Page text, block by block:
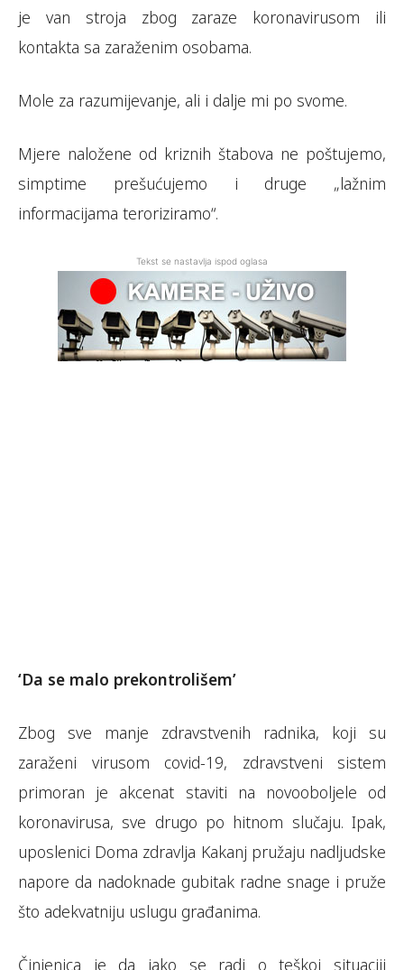
je van stroja zbog zaraze koronavirusom ili
kontakta sa zaraženim osobama.
Mole za razumijevanje, ali i dalje mi po svome.
Mjere naložene od kriznih štabova ne poštujemo,
simptime prešućujemo i druge „lažnim
informacijama teroriziramo“.
Tekst se nastavlja ispod oglasa
‘Da se malo prekontrolišem’
Zbog sve manje zdravstvenih radnika, koji su
zaraženi virusom covid-19, zdravstveni sistem
primoran je akcenat staviti na novooboljele od
koronavirusa, sve drugo po hitnom slučaju. Ipak,
uposlenici Doma zdravlja Kakanj pružaju nadljudske
napore da nadoknade gubitak radne snage i pruže
što adekvatniju uslugu građanima.
Činjenica je da iako se radi o teškoj situaciji